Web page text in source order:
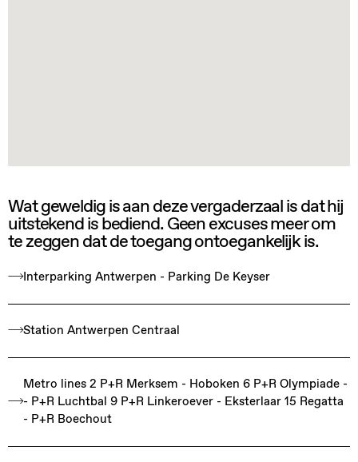
Wat geweldig is aan deze vergaderzaal is dat hij
uitstekend is bediend. Geen excuses meer om
te zeggen dat de toegang ontoegankelijk is.
Interparking Antwerpen - Parking De Keyser
Station Antwerpen Centraal
Metro lines 2 P+R Merksem - Hoboken 6 P+R Olympiade -
- P+R Luchtbal 9 P+R Linkeroever - Eksterlaar 15 Regatta
- P+R Boechout